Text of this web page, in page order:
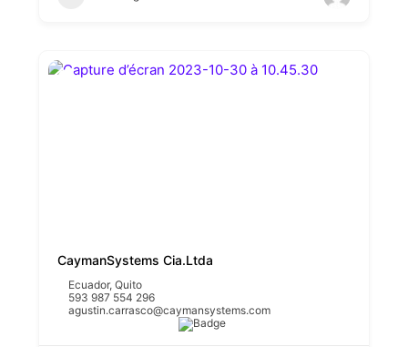
CaymanSystems Cia.Ltda
Ecuador,Quito
593 987 554 296
agustin.carrasco@caymansystems.com